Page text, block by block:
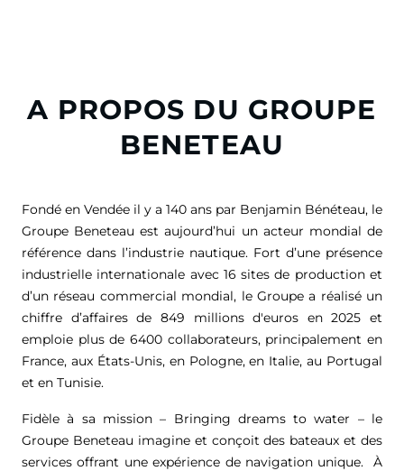
A PROPOS DU GROUPE
BENETEAU
Fondé en Vendée il y a 140 ans par Benjamin Bénéteau, le
Groupe Beneteau est aujourd’hui un acteur mondial de
référence dans l’industrie nautique. Fort d’une présence
industrielle internationale avec 16 sites de production et
d’un réseau commercial mondial, le Groupe a réalisé un
chiffre d’affaires de 849 millions d'euros en 2025 et
emploie plus de 6400 collaborateurs, principalement en
France, aux États-Unis, en Pologne, en Italie, au Portugal
et en Tunisie.
Fidèle à sa mission – Bringing dreams to water – le
Groupe Beneteau imagine et conçoit des bateaux et des
services offrant une expérience de navigation unique. À